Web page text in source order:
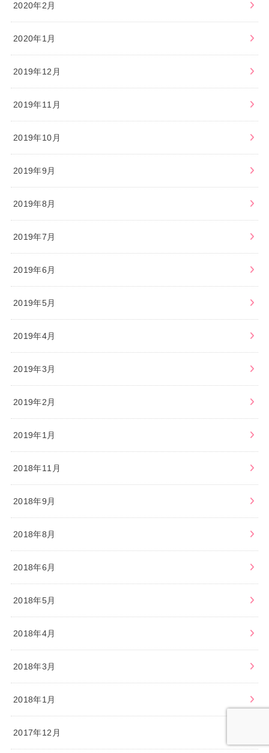
2020年2月
2020年1月
2019年12月
2019年11月
2019年10月
2019年9月
2019年8月
2019年7月
2019年6月
2019年5月
2019年4月
2019年3月
2019年2月
2019年1月
2018年11月
2018年9月
2018年8月
2018年6月
2018年5月
2018年4月
2018年3月
2018年1月
2017年12月